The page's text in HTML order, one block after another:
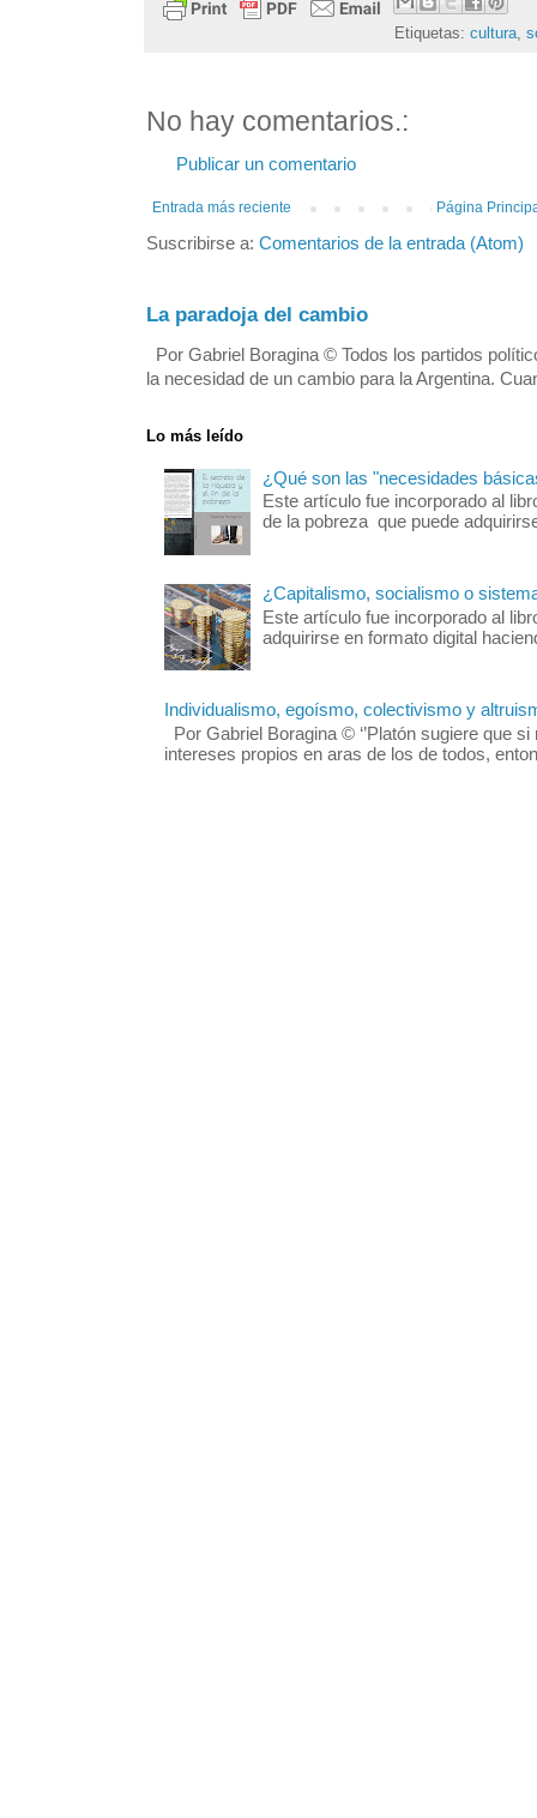
Etiquetas:cultura,
No hay comentarios.:
Publicar un comentario
Entrada más reciente Página
Suscribirse a: Comentarios de la entrada (Atom)
La paradoja del cambio
Por Gabriel Boragina © Todos los partidos
la necesidad de un cambio para la Argentina.
Lo más leído
¿Qué son las "necesidades
Este artículo fue incorporado al
de la pobreza que puede
¿Capitalismo, socialismo o
Este artículo fue incorporado al
adquirirse en formato digital
Individualismo, egoísmo, colectivismo y
Por Gabriel Boragina © ‘’Platón sugiere que
intereses propios en aras de los de todos,